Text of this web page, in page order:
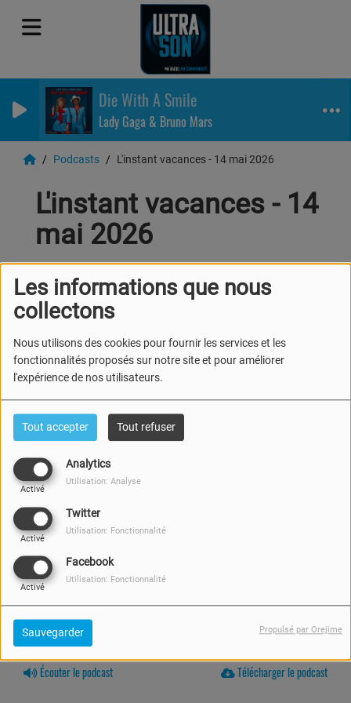
Les informations que nous
collectons
Nous utilisons des cookies pour fournir les services et les
fonctionnalités proposés sur notre site et pour améliorer
l'expérience de nos utilisateurs.
Tout accepter Tout refuser
Analytics
Activé
Utilisation: Analyse
Twitter
Activé
Utilisation: Fonctionnalité
Facebook
Activé
Utilisation: Fonctionnalité
Sauvegarder Propulsé par Orejime
Die With A Smile
Lady Gaga & Bruno Mars
Podcasts L'instant vacances - 14 mai 2026
L'instant vacances - 14
mai 2026
14 MAI 2026 -
Écouter le podcast Télécharger le podcast